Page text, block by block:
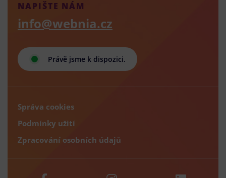
Právě jsme k dispozici.
NAPIŠTE NÁM
info@webnia.cz
Správa cookies
Podmínky užití
Zpracování osobních údajů